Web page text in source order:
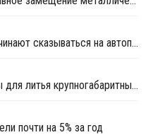
Проблемы топливного рынка начинают сказываться на автоперевозках
Российские компаунды выбраны для литья крупногабаритных автокомпонентов BELGEE
почти на 5% за год